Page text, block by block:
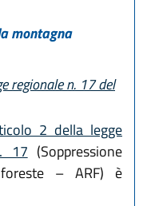
montagna
regionale n. 17 del
2 della legge
17 (Soppressione
foreste – ARF) è